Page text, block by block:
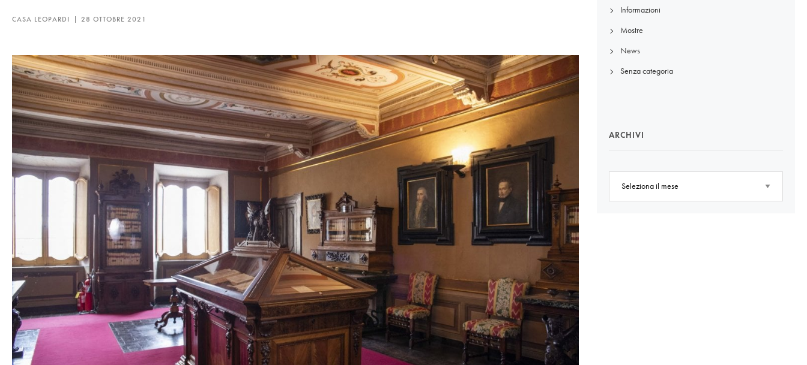
CASA LEOPARDI 28 OTTOBRE 2021
Informazioni
Mostre
News
Senza categoria
ARCHIVI